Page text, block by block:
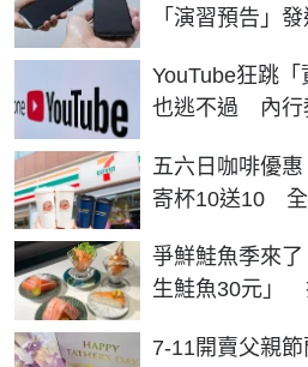
「演習預告」
YouTube狂跳
也逃不過 內行
五六日咖啡優
寄杯10送10
爭鮮鮭魚季來
生鮭魚30元」
7-11開賣父親